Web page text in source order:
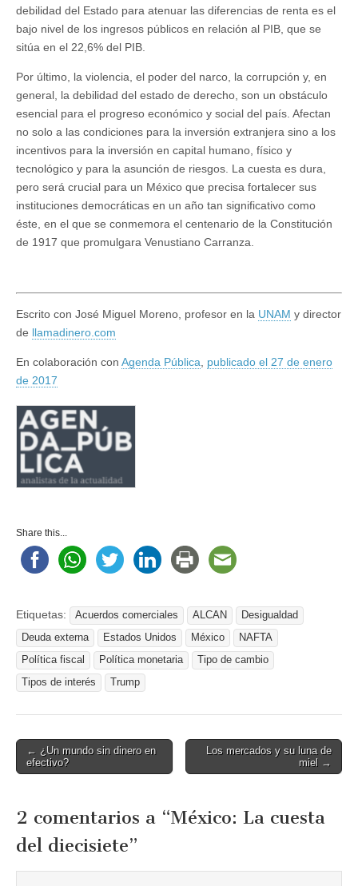
debilidad del Estado para atenuar las diferencias de renta es el
bajo nivel de los ingresos públicos en relación al PIB, que se
sitúa en el 22,6% del PIB.
Por último, la violencia, el poder del narco, la corrupción y, en
general, la debilidad del estado de derecho, son un obstáculo
esencial para el progreso económico y social del país. Afectan
no solo a las condiciones para la inversión extranjera sino a los
incentivos para la inversión en capital humano, físico y
tecnológico y para la asunción de riesgos. La cuesta es dura,
pero será crucial para un México que precisa fortalecer sus
instituciones democráticas en un año tan significativo como
éste, en el que se conmemora el centenario de la Constitución
de 1917 que promulgara Venustiano Carranza.
Escrito con José Miguel Moreno, profesor en la UNAM y director
de llamadinero.com
En colaboración con Agenda Pública
publicado el 27 de enero
de 2017
Share this...
Etiquetas: Acuerdos comerciales ALCAN
Desigualdad
Deuda externa
Estados Unidos México
NAFTA
Política fiscal
Política monetaria
Tipo de cambio
Tipos de interés
Trump
Post
navigation
← ¿Un mundo sin dinero en
efectivo?
Los mercados y su luna de
miel →
2 comentarios a “México: La cuesta
del diecisiete”